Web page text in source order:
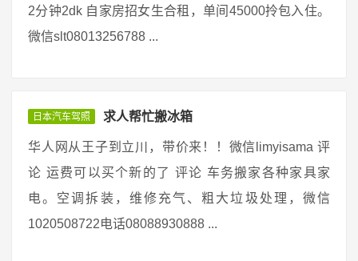
2分钟2dk 自家房招女生合租，单间45000拎包入住。
微信slt08013256788 ...
日本汽车驾照 求人帮忙搬冰箱
华人网从王子到立川，带价来！！微信limyisama 评
论 运费可以买个新的了 评论 车务搬家各种家具家
电。空调拆装，维修充气、粗大垃圾处理，微信
1020508722电话08088930888 ...